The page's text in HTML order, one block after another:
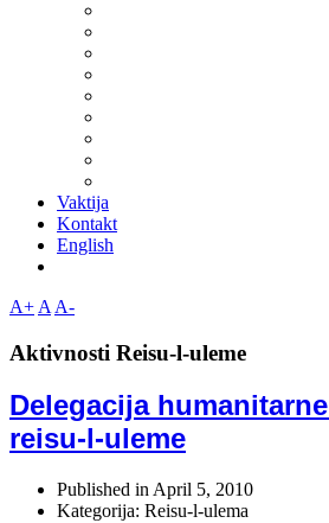
Vaktija
Kontakt
English
A+ A A-
Aktivnosti Reisu-l-uleme
Delegacija
reisu-l-uleme
Published in April 5, 2010
Kategorija: Reisu-l-ulema